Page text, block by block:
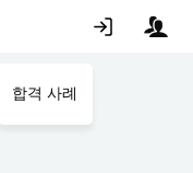
합격 사례